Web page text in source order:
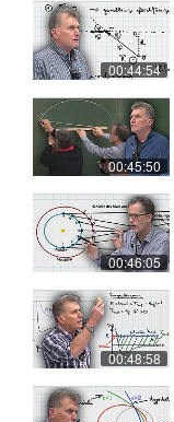
00:44:54
00:45:50
00:46:05
00:48:58